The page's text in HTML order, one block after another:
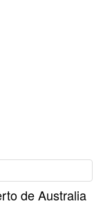
de Australia